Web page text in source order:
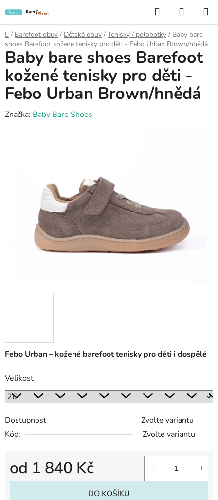
na
obsah
Hledat
KOŠÍK
Domů
/ Barefoot obuv / Dětská obuv / Tenisky / polobotky / Baby bare
shoes Barefoot kožené tenisky pro děti - Febo Urban Brown/hnědá
Febo Urban – kožené barefoot tenisky pro děti i dospělé
Velikost
Dostupnost
Zvolte variantu
Kód:
Zvolte variantu
od 1 840 Kč
Měrná cena:
DO KOŠÍKU
Baby bare shoes Barefoot
kožené tenisky pro děti -
Febo Urban Brown/hnědá
Značka: Baby Bare Shoes